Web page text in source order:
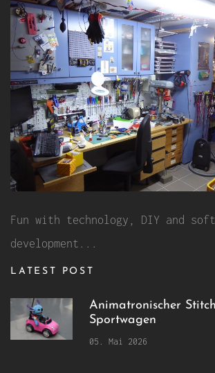
Fun with technology, DIY and
development...
LATEST POST
Animatronischer
Sportwagen
05. Mai 2026